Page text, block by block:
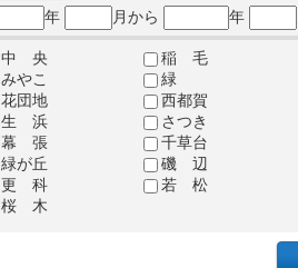
年
月から 年
中 央
稲 毛
みやこ
緑
花団地
西都賀
生 浜
さつき
幕 張
千草台
緑が丘
磯 辺
更 科
若 松
桜 木